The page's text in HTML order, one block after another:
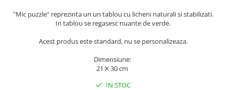
"Mic puzzle" reprezinta un un tablou cu licheni naturali si stabilizati.
In tablou se regasesc nuante de verde.
Acest produs este standard, nu se personalizeaza.
Dimensiune:
21 X 30 cm
IN STOC